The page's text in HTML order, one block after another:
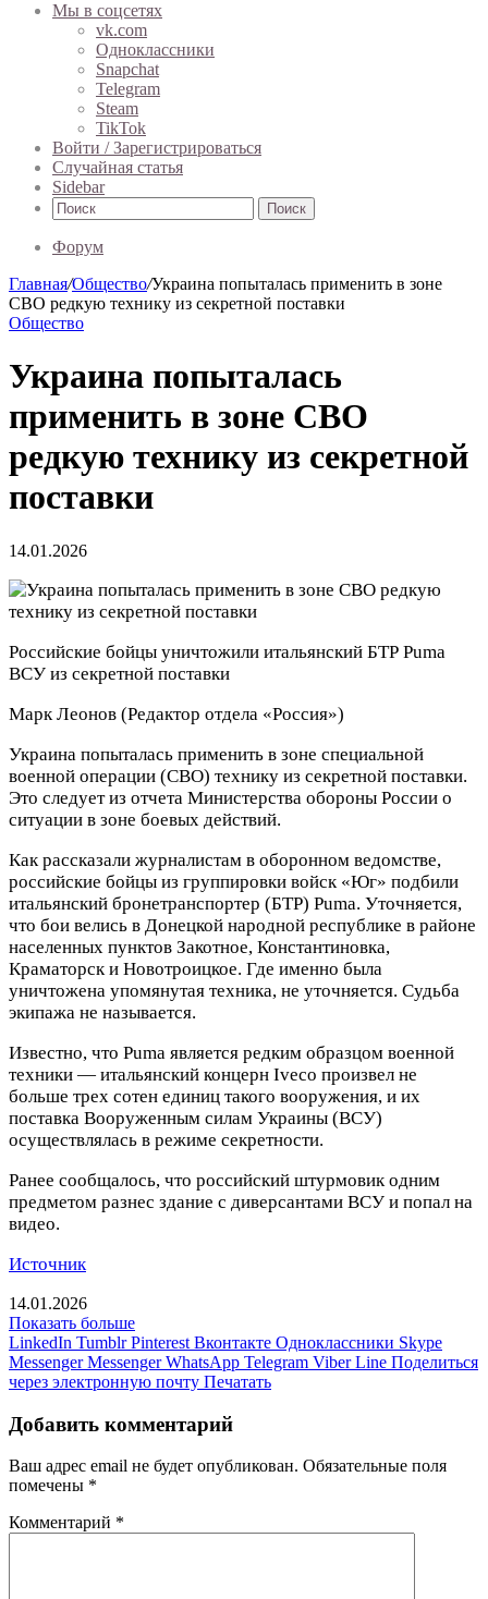
Мы в соцсетях
vk.com
Одноклассники
Snapchat
Telegram
Steam
TikTok
Войти / Зарегистрироваться
Случайная статья
Sidebar
Поиск
Форум
Главная/Общество/Украина попыталась применить в зоне
СВО редкую технику из секретной поставки
Общество
Украина попыталась
применить в зоне СВО
редкую технику из секретной
поставки
14.01.2026
Российские бойцы уничтожили итальянский БТР Puma
ВСУ из секретной поставки
Марк Леонов (Редактор отдела «Россия»)
Украина попыталась применить в зоне специальной
военной операции (СВО) технику из секретной поставки.
Это следует из отчета Министерства обороны России о
ситуации в зоне боевых действий.
Как рассказали журналистам в оборонном ведомстве,
российские бойцы из группировки войск «Юг» подбили
итальянский бронетранспортер (БТР) Puma. Уточняется,
что бои велись в Донецкой народной республике в районе
населенных пунктов Закотное, Константиновка,
Краматорск и Новотроицкое. Где именно была
уничтожена упомянутая техника, не уточняется. Судьба
экипажа не называется.
Известно, что Puma является редким образцом военной
техники — итальянский концерн Iveco произвел не
больше трех сотен единиц такого вооружения, и их
поставка Вооруженным силам Украины (ВСУ)
осуществлялась в режиме секретности.
Ранее сообщалось, что российский штурмовик одним
предметом разнес здание с диверсантами ВСУ и попал на
видео.
Источник
14.01.2026
Показать больше
LinkedIn Tumblr Pinterest Вконтакте Одноклассники Skype
Messenger Messenger WhatsApp Telegram Viber Line Поделиться
через электронную почту Печатать
Добавить комментарий
Ваш адрес email не будет опубликован. Обязательные поля
помечены *
Комментарий *